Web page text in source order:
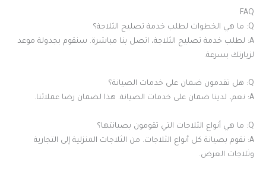
FAQ
Q: ما هي الخطوات لطلب خدمة تصليح الثلاجة؟
A: لطلب خدمة تصليح الثلاجة، اتصل بنا مباشرة. سنقوم بجدولة موعد
لزيارتك بسرعة.
Q: هل تقدمون ضمان على خدمات الصيانة؟
A: نعم، لدينا ضمان على خدمات الصيانة. هذا لضمان رضا عملائنا.
Q: ما هي أنواع الثلاجات التي تقومون بصيانتها؟
A: نقوم بصيانة كل أنواع الثلاجات. من الثلاجات المنزلية إلى التجارية
وثلاجات العرض.